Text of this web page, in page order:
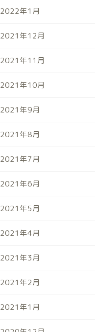
2022年1月
2021年12月
2021年11月
2021年10月
2021年9月
2021年8月
2021年7月
2021年6月
2021年5月
2021年4月
2021年3月
2021年2月
2021年1月